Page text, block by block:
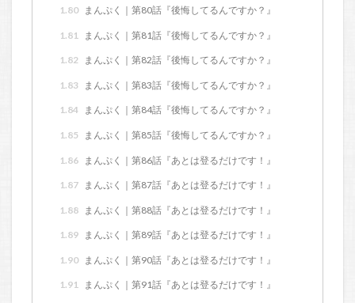
1.80 まんぷく｜第80話『後悔してるんですか？』
1.81 まんぷく｜第81話『後悔してるんですか？』
1.82 まんぷく｜第82話『後悔してるんですか？』
1.83 まんぷく｜第83話『後悔してるんですか？』
1.84 まんぷく｜第84話『後悔してるんですか？』
1.85 まんぷく｜第85話『後悔してるんですか？』
1.86 まんぷく｜第86話『あとは登るだけです！』
1.87 まんぷく｜第87話『あとは登るだけです！』
1.88 まんぷく｜第88話『あとは登るだけです！』
1.89 まんぷく｜第89話『あとは登るだけです！』
1.90 まんぷく｜第90話『あとは登るだけです！』
1.91 まんぷく｜第91話『あとは登るだけです！』